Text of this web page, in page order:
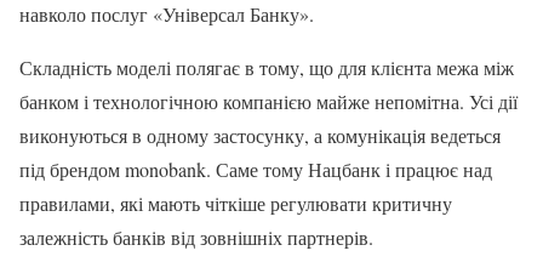
навколо послуг «Універсал Банку».
Складність моделі полягає в тому, що для клієнта межа між
банком і технологічною компанією майже непомітна. Усі дії
виконуються в одному застосунку, а комунікація ведеться
під брендом monobank. Саме тому Нацбанк і працює над
правилами, які мають чіткіше регулювати критичну
залежність банків від зовнішніх партнерів.